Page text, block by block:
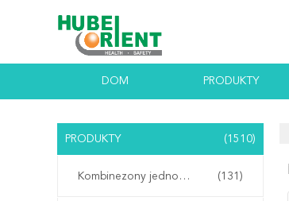
DOM PRODUKTY
PRODUKTY (1510)
Kombinezony jednorazowe (131)